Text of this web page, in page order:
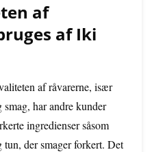
af
af Iki
af råvarerne, især
har andre kunder
ingredienser såsom
der smager forkert. Det